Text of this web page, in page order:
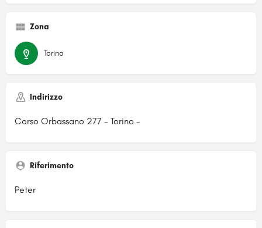
Zona
Torino
Indirizzo
Corso Orbassano 277 - Torino -
Riferimento
Peter